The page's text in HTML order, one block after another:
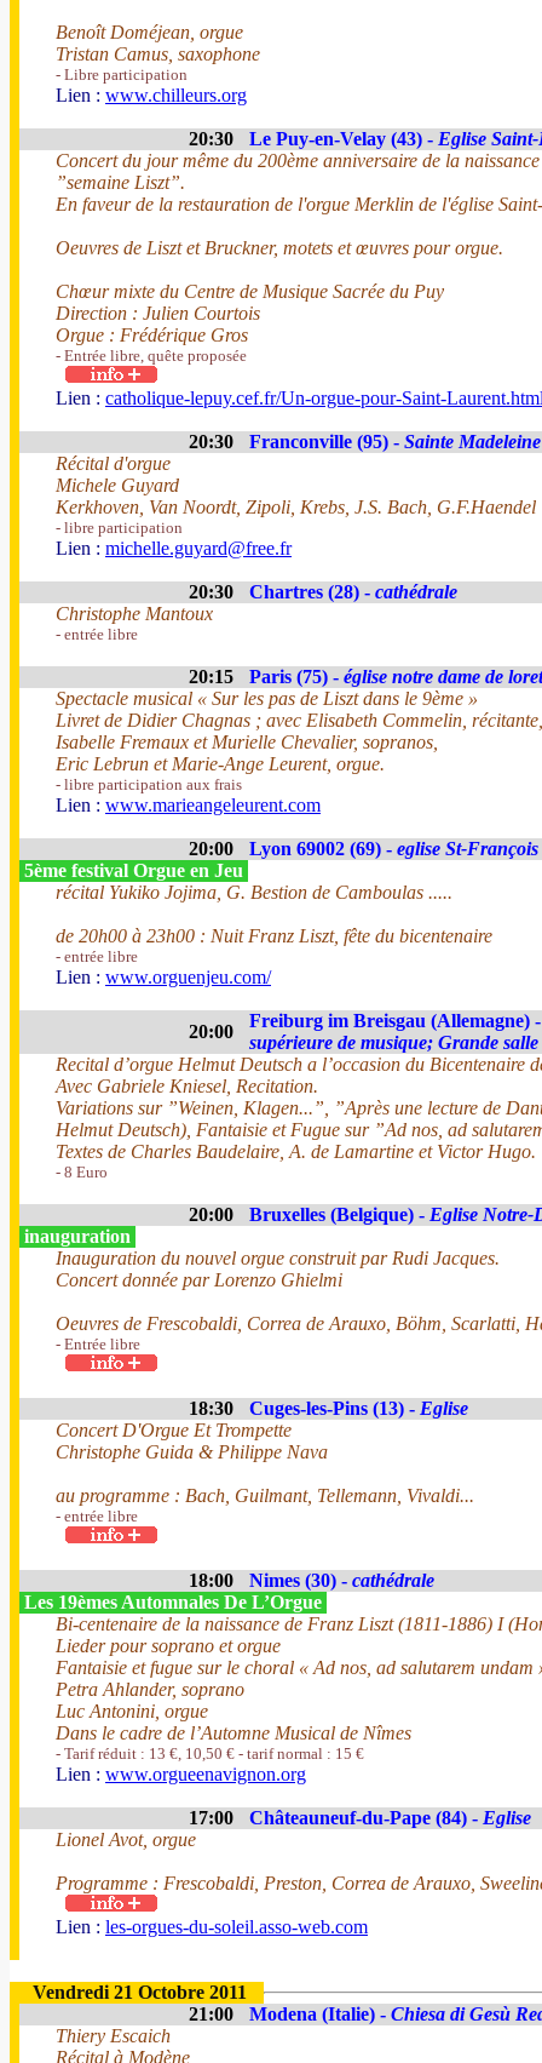
Benoît Doméjean, orgue
Tristan Camus, saxophone
- Libre participation
Lien : www.chilleurs.org
20:30 Le Puy-en-Velay (43) - Eglise
Concert du jour même du 200ème anniversaire de la
”semaine Liszt”.
En faveur de la restauration de l'orgue Merklin de l'église
Oeuvres de Liszt et Bruckner, motets et œuvres pour orgue.
Chœur mixte du Centre de Musique Sacrée du Puy
Direction : Julien Courtois
Orgue : Frédérique Gros
- Entrée libre, quête proposée
Lien : catholique-lepuy.cef.fr/Un-orgue-pour-Saint-
20:30 Franconville (95) - Sainte Madeleine
Récital d'orgue
Michele Guyard
Kerkhoven, Van Noordt, Zipoli, Krebs, J.S. Bach, G.F.Haendel
- libre participation
Lien : michelle.guyard@free.fr
20:30 Chartres (28) - cathédrale
Christophe Mantoux
- entrée libre
20:15 Paris (75) - église notre dame de
Spectacle musical « Sur les pas de Liszt dans le 9ème »
Livret de Didier Chagnas ; avec Elisabeth Commelin,
Isabelle Fremaux et Murielle Chevalier, sopranos,
Eric Lebrun et Marie-Ange Leurent, orgue.
- libre participation aux frais
Lien : www.marieangeleurent.com
20:00 Lyon 69002 (69) - eglise St-François
5ème festival Orgue en Jeu
récital Yukiko Jojima, G. Bestion de Camboulas .....
de 20h00 à 23h00 : Nuit Franz Liszt, fête du bicentenaire
- entrée libre
Lien : www.orguenjeu.com/
20:00
Freiburg im Breisgau (Allemagne)
supérieure de musique; Grande
Recital d’orgue Helmut Deutsch a l’occasion du Bicentenaire
Avec Gabriele Kniesel, Recitation.
Variations sur ”Weinen, Klagen...”, ”Après une lecture de
Helmut Deutsch), Fantaisie et Fugue sur ”Ad nos, ad
Textes de Charles Baudelaire, A. de Lamartine et Victor Hugo.
- 8 Euro
20:00 Bruxelles (Belgique) - Eglise Notre-
inauguration
Inauguration du nouvel orgue construit par Rudi Jacques.
Concert donnée par Lorenzo Ghielmi
Oeuvres de Frescobaldi, Correa de Arauxo, Böhm, Scarlatti,
- Entrée libre
18:30 Cuges-les-Pins (13) - Eglise
Concert D'Orgue Et Trompette
Christophe Guida & Philippe Nava
au programme : Bach, Guilmant, Tellemann, Vivaldi...
- entrée libre
18:00 Nimes (30) - cathédrale
Les 19èmes Automnales De L’Orgue
Bi-centenaire de la naissance de Franz Liszt (1811-1886) I
Lieder pour soprano et orgue
Fantaisie et fugue sur le choral « Ad nos, ad salutarem undam
Petra Ahlander, soprano
Luc Antonini, orgue
Dans le cadre de l’Automne Musical de Nîmes
- Tarif réduit : 13 €, 10,50 € - tarif normal : 15 €
Lien : www.orgueenavignon.org
17:00 Châteauneuf-du-Pape (84) - Eglise
Lionel Avot, orgue
Programme : Frescobaldi, Preston, Correa de Arauxo,
Lien : les-orgues-du-soleil.asso-web.com
Vendredi 21 Octobre 2011
21:00
Modena (Italie) - Chiesa di Gesù
Thiery Escaich
Récital à Modène